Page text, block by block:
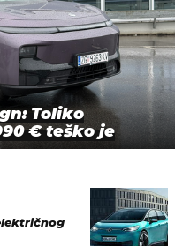
Toliko
€ teško je